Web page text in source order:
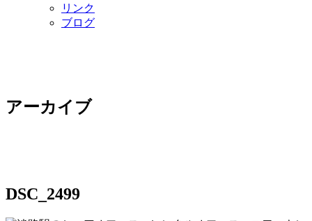
リンク
ブログ
アーカイブ
DSC_2499